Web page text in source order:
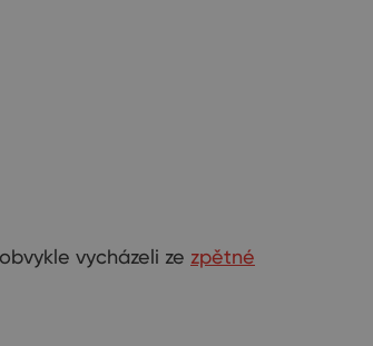
vycházeli ze zpětné